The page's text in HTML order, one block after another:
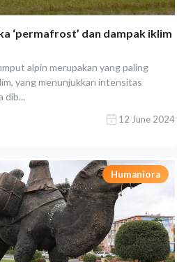
‘permafrost’ dan dampak iklim
alpin merupakan yang paling
yang menunjukkan intensitas
dib...
12 June 2024
Humaniora